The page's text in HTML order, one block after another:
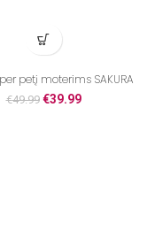
petį moterims SAKURA
€49.99 €39.99